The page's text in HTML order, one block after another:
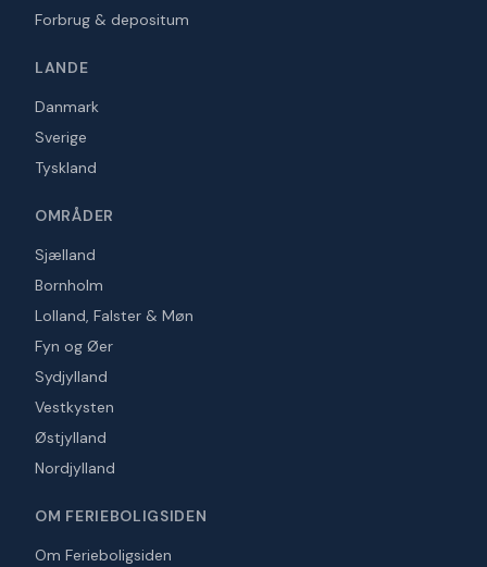
Forbrug & depositum
LANDE
Danmark
Sverige
Tyskland
OMRÅDER
Sjælland
Bornholm
Lolland, Falster & Møn
Fyn og Øer
Sydjylland
Vestkysten
Østjylland
Nordjylland
OM FERIEBOLIGSIDEN
Om Ferieboligsiden